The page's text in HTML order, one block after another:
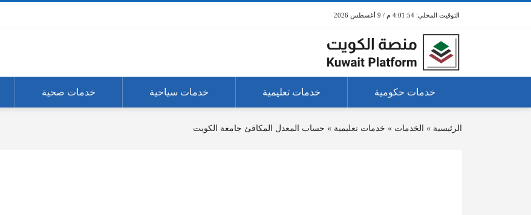
4:01:54 م / 9 أغسطس 2026
خدمات حكومية خدمات تعليمية خدمات سياحية خدمات صحية
الرئيسية » الخدمات » خدمات تعليمية » حساب المعدل المكافئ جامعة الكويت